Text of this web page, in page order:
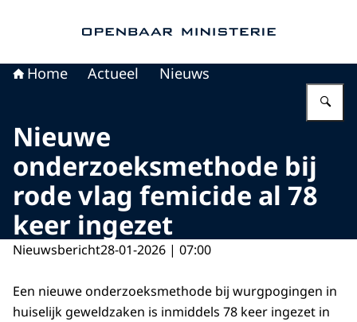
Home Actueel Nieuws
Nieuwe
onderzoeksmethode bij
rode vlag femicide al 78
keer ingezet
Nieuwsbericht28-01-2026 | 07:00
Een nieuwe onderzoeksmethode bij wurgpogingen in
huiselijk geweldzaken is inmiddels 78 keer ingezet in